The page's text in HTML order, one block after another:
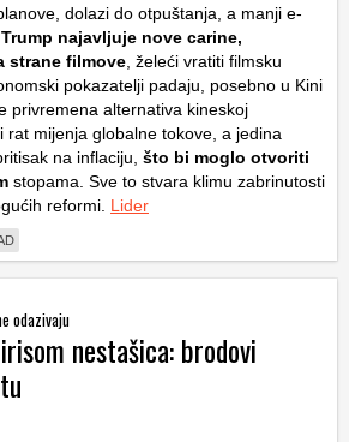
dolazi do otpuštanja, a manji e-
Trump najavljuje nove carine,
strane filmove , želeći vratiti filmsku
pokazatelji padaju, posebno u Kini
privremena alternativa kineskoj
rat mijenja globalne tokove, a jedina
na inflaciju, što bi moglo otvoriti
stopama. Sve to stvara klimu zabrinutosti
reformi. Lider
odazivaju
nestašica: brodovi